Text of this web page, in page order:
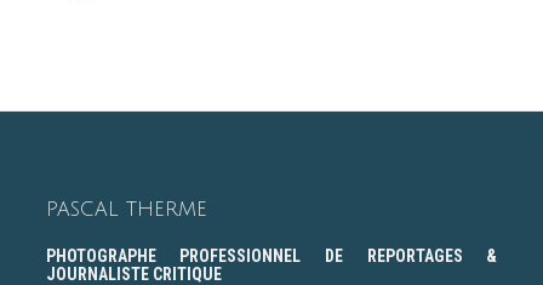
PASCAL THERME
PHOTOGRAPHE PROFESSIONNEL DE REPORTAGES &
JOURNALISTE CRITIQUE